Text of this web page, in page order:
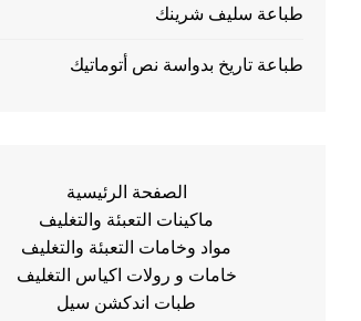
طباعة سليف شرينك
طباعة تاريخ بدواسة نص أتوماتيك
الصفحة الرئيسية
ماكينات التعبئة والتغليف
مواد وخامات التعبئة والتغليف
خامات و رولات اكياس التغليف
طبات اندكشن سيل